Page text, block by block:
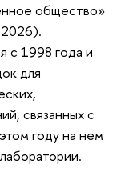
общество»
с 1998 года и
для
связанных с
году на нем